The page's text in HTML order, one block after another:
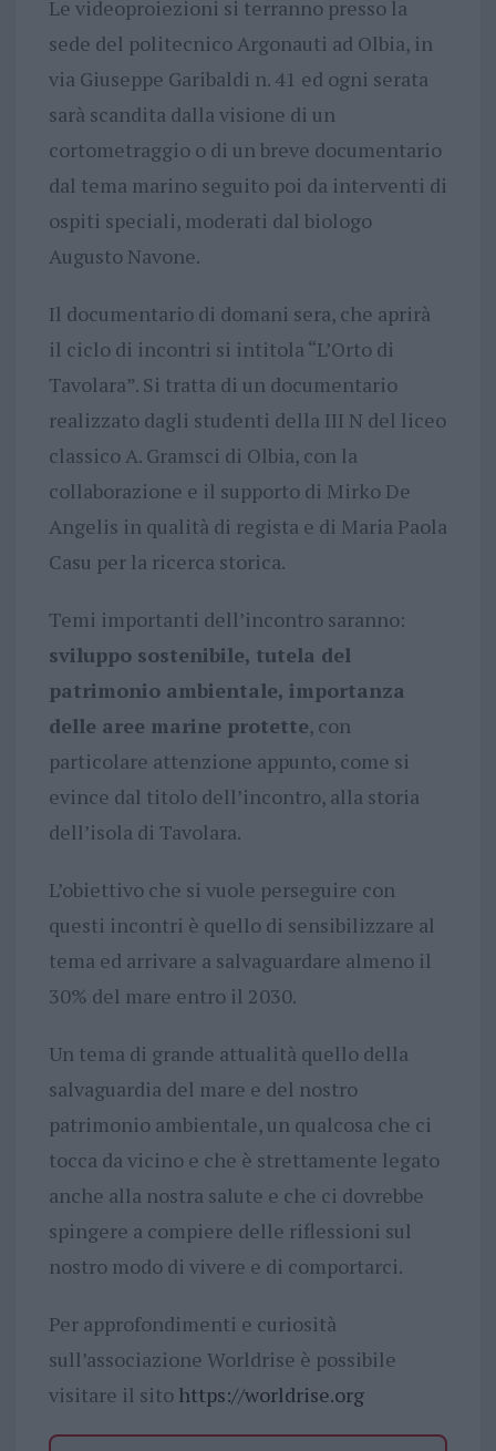
Le videoproiezioni si terranno presso la
sede del politecnico Argonauti ad Olbia, in
via Giuseppe Garibaldi n. 41 ed ogni serata
sarà scandita dalla visione di un
cortometraggio o di un breve documentario
dal tema marino seguito poi da interventi di
ospiti speciali, moderati dal biologo
Augusto Navone.
Il documentario di domani sera, che aprirà
il ciclo di incontri si intitola “L’Orto di
Tavolara”. Si tratta di un documentario
realizzato dagli studenti della III N del liceo
classico A. Gramsci di Olbia, con la
collaborazione e il supporto di Mirko De
Angelis in qualità di regista e di Maria Paola
Casu per la ricerca storica.
Temi importanti dell’incontro saranno:
sviluppo sostenibile, tutela del
patrimonio ambientale, importanza
delle aree marine protette, con
particolare attenzione appunto, come si
evince dal titolo dell’incontro, alla storia
dell’isola di Tavolara.
L’obiettivo che si vuole perseguire con
questi incontri è quello di sensibilizzare al
tema ed arrivare a salvaguardare almeno il
30% del mare entro il 2030.
Un tema di grande attualità quello della
salvaguardia del mare e del nostro
patrimonio ambientale, un qualcosa che ci
tocca da vicino e che è strettamente legato
anche alla nostra salute e che ci dovrebbe
spingere a compiere delle riflessioni sul
nostro modo di vivere e di comportarci.
Per approfondimenti e curiosità
sull’associazione Worldrise è possibile
visitare il sito https://worldrise.org